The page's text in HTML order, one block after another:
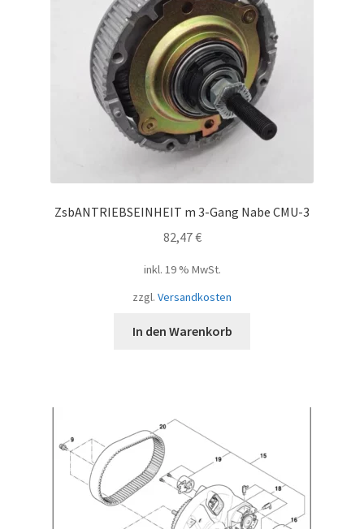
ZsbANTRIEBSEINHEIT m 3-Gang Nabe CMU-3
82,47€
inkl. 19 % MwSt.
zzgl. Versandkosten
In den Warenkorb